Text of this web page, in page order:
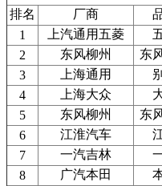
排名
厂商
1
上汽通用五菱
2
东风柳州 东
3
上海通用
4
上海大众
5
东风柳州 东
6
江淮汽车
7
一汽吉林
8
广汽本田